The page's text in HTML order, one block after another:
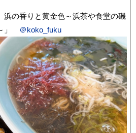
浜の香りと黄金色～浜茶や食堂の磯
」
＠koko_fuku